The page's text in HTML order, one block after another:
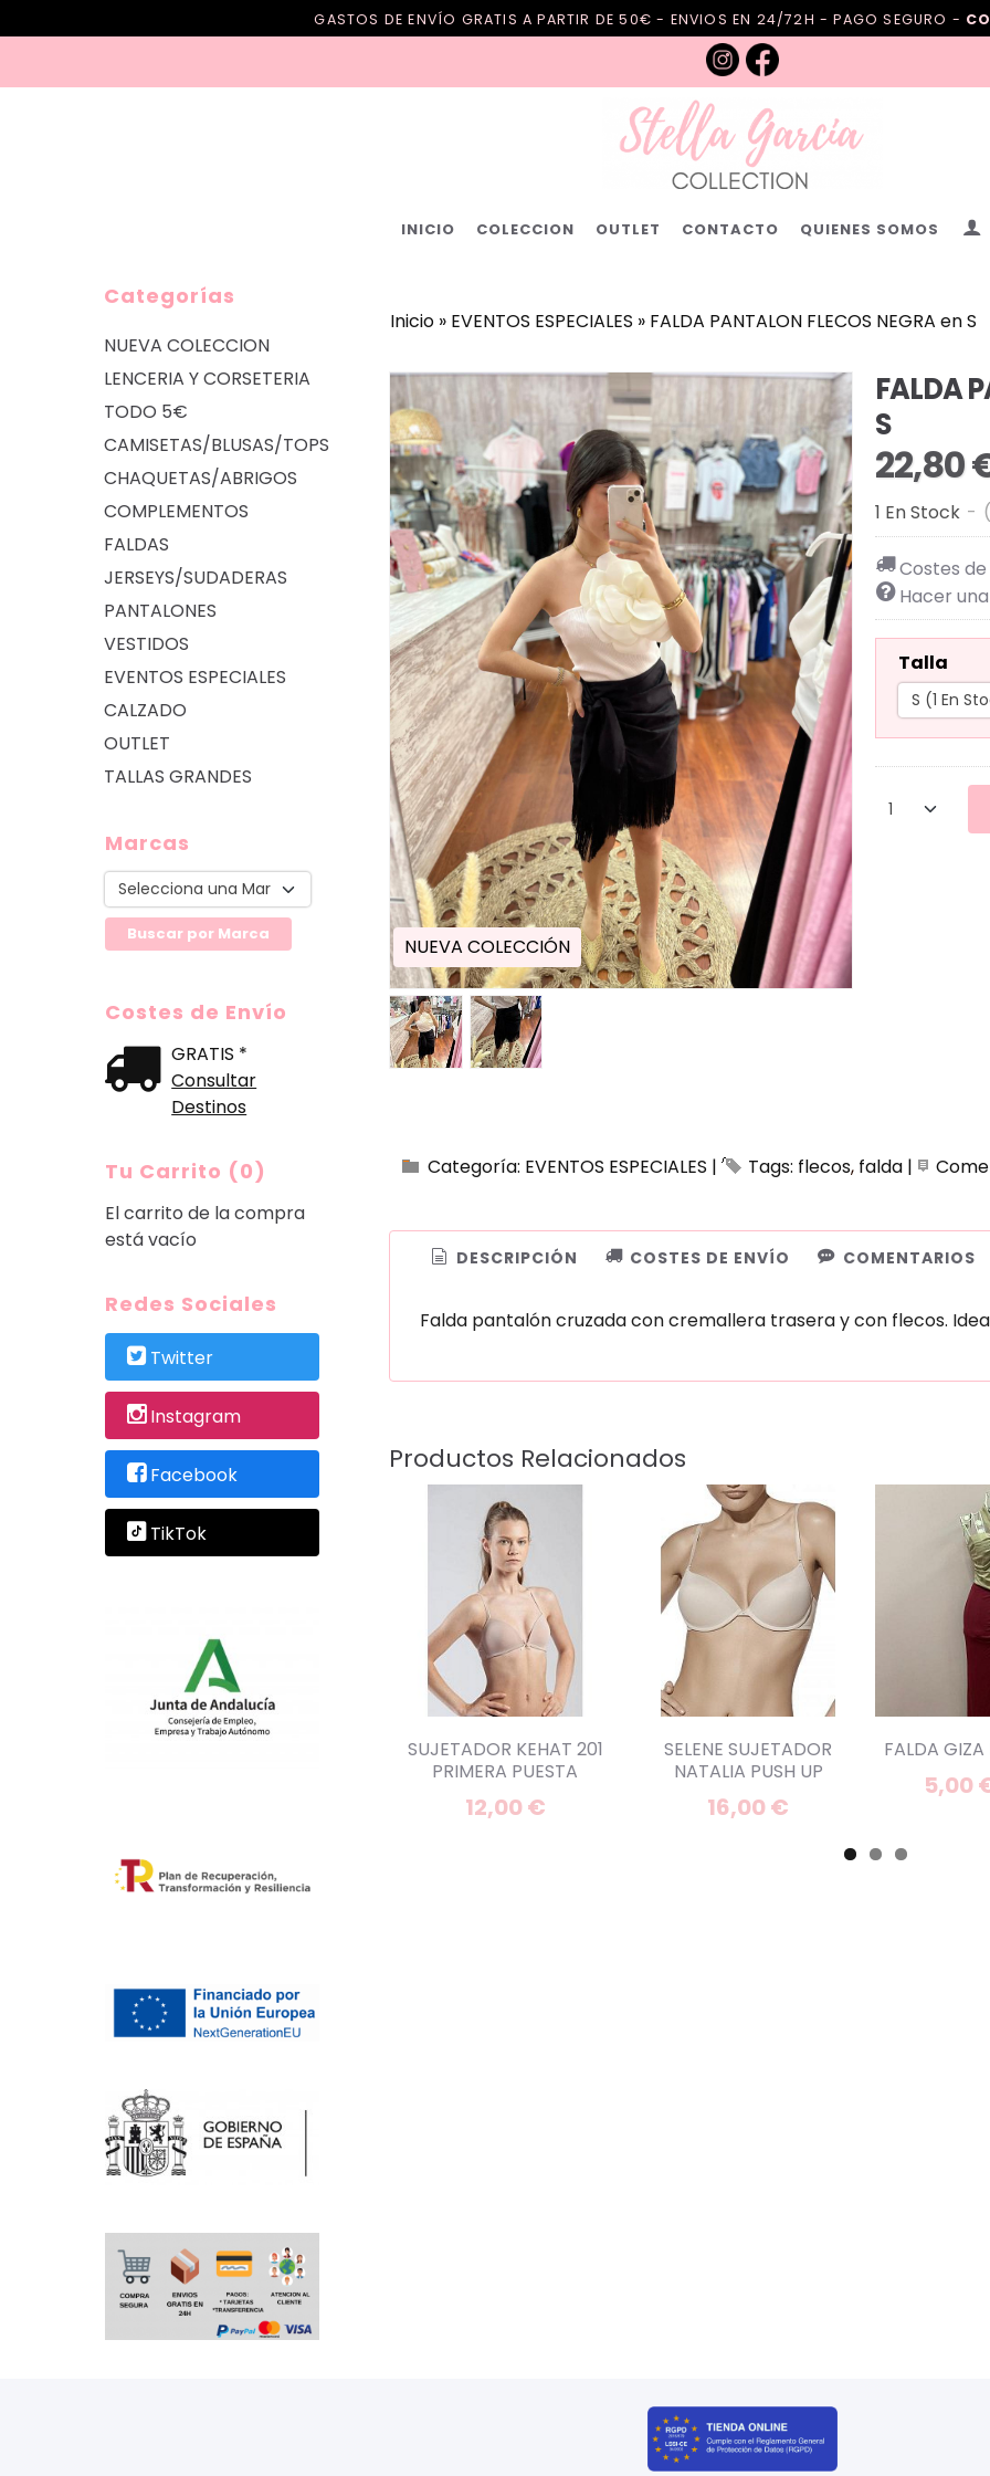
GASTOS DE ENVÍO GRATIS A PARTIR DE 50€ - ENVIOS EN 24/72H - PAGO SEGURO -
INICIO COLECCION OUTLET CONTACTO QUIENES SOMOS
Categorías
NUEVA COLECCION
LENCERIA Y CORSETERIA
TODO 5€
CAMISETAS/BLUSAS/TOPS
CHAQUETAS/ABRIGOS
COMPLEMENTOS
FALDAS
JERSEYS/SUDADERAS
PANTALONES
VESTIDOS
EVENTOS ESPECIALES
CALZADO
OUTLET
TALLAS GRANDES
Marcas
Costes de Envío
GRATIS *
Consultar
Destinos
Tu Carrito (0)
El carrito de la compra
está vacío
Redes Sociales
Twitter
Instagram
Facebook
TikTok
Inicio » EVENTOS ESPECIALES » FALDA PANTALON FLECOS NEGRA en S
NUEVA COLECCIÓN
FALDA
S
22,80
1 En Stock -
Costes
Hacer
Talla
Categoría: EVENTOS ESPECIALES | Tags: flecos falda |
DESCRIPCIÓN COSTES DE ENVÍO COMENTARIOS
Falda pantalón cruzada con cremallera trasera y con flecos.
Productos Relacionados
SUJETADOR KEHAT 201
PRIMERA PUESTA
12,00 €
SELENE SUJETADOR
NATALIA PUSH UP
16,00 €
FALDA GIZA
5,00